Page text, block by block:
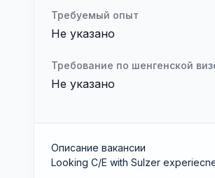
Требуемый опыт
Не указано
Требование по шенгенской
Не указано
Описание вакансии
Looking C/E with Sulzer